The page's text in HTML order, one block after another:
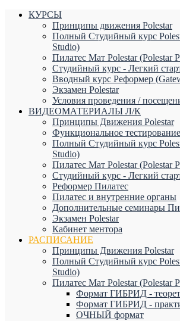
КУРСЫ
Принципы движения Polestar
Полный Студийный курс
Studio)
Пилатес Мат Polestar (Polestar
Студийный курс - Легкий
Вводный курс Реформер
Экзамен Polestar
Условия проведения /
ВИДЕОМАТЕРИАЛЫ Л/К
Принципы Движения Polestar
Функциональное
Полный Студийный курс
Studio)
Пилатес Мат Polestar (Polestar
Студийный курс - Легкий
Реформер Пилатес
Пилатес и внутренние органы
Дополнительные семинары
Экзамен Polestar
Кабинет ментора
РАСПИСАНИЕ
Принципы Движения Polestar
Полный Студийный курс
Studio)
Пилатес Мат Polestar (Polestar
Формат ГИБРИД -
Формат ГИБРИД -
ОЧНЫЙ формат